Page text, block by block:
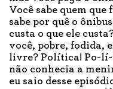
Você sabe quem
sabe por quê o
custa o que ele
você, pobre, fodida,
livre? Política! Po-lí-
não conhecia a
eu saio desse